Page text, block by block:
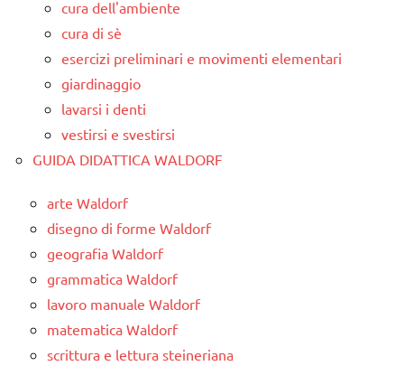
cura dell'ambiente
cura di sè
esercizi preliminari e movimenti elementari
giardinaggio
lavarsi i denti
vestirsi e svestirsi
GUIDA DIDATTICA WALDORF
arte Waldorf
disegno di forme Waldorf
geografia Waldorf
grammatica Waldorf
lavoro manuale Waldorf
matematica Waldorf
scrittura e lettura steineriana